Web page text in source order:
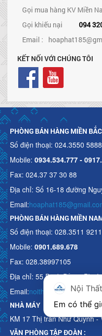
Gọi mua hàng KV Miền
Gọi khiếu nại
094
Email :
KẾT NỐI VỚI CHÚNG TÔI
PHÒNG BÁN HÀNG MIỀN BẮC
Số điện thoại: 024.3550 5888
Mobile: 0934.534.777 -
Fax: 024.37 37 30 88
Địa chỉ: Số 16-18 đường
Email:
PHÒNG BÁN HÀNG MIỀN
Số điện thoại: 028.3511
Mobile: 0901.689.678
Fax: 028.38997105
Địa chỉ: 55 Bạch Đằng,
Email:
NHÀ MÁY
KM 17 Thị trấn Như Quỳnh -
VĂN PHÒNG TẬP ĐOÀN :
Nội